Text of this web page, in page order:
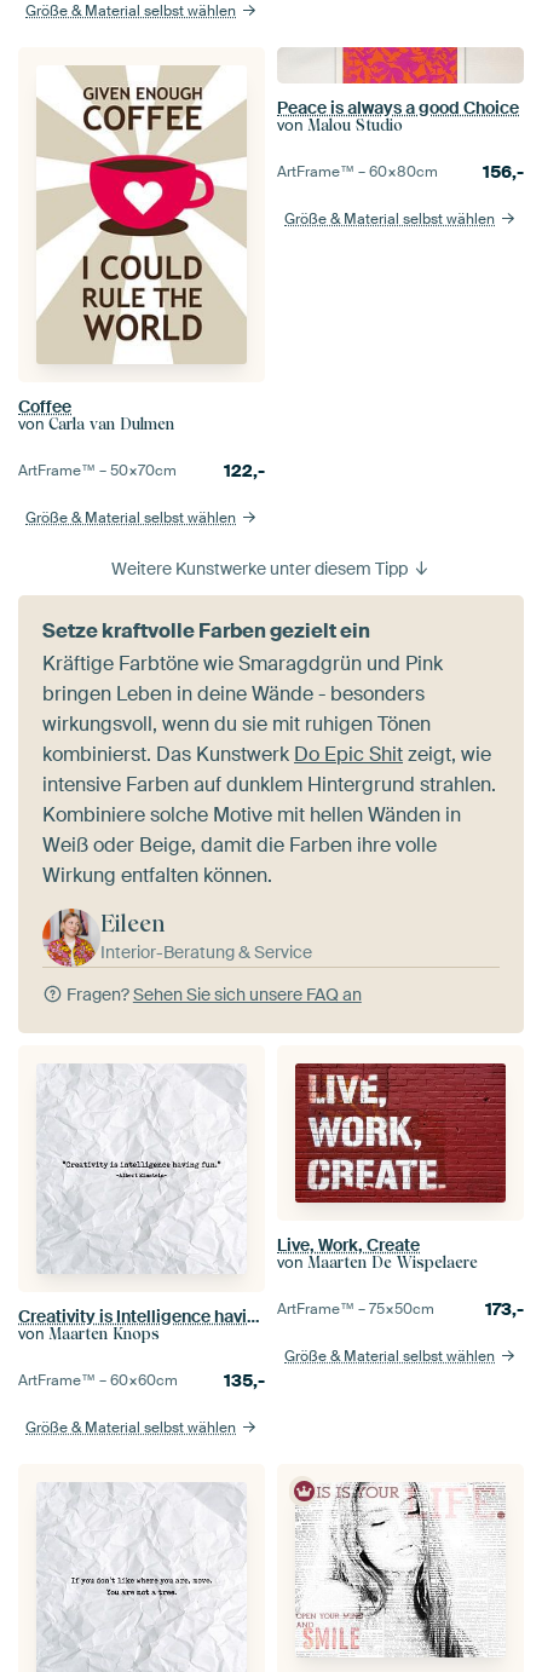
Größe & Material selbst wählen
Coffee
von Carla van Dulmen
ArtFrame™ –50×70cm 122,-
Größe & Material selbst wählen
Peace is always a good Choice
von Malou Studio
ArtFrame™ –60×80cm 156,-
Größe & Material selbst wählen
Weitere Kunstwerke unter diesem Tipp
Setze kraftvolle Farben gezielt ein
Kräftige Farbtöne wie Smaragdgrün und Pink
bringen Leben in deine Wände - besonders
wirkungsvoll, wenn du sie mit ruhigen Tönen
kombinierst. Das Kunstwerk Do Epic Shitzeigt, wie
intensive Farben auf dunklem Hintergrund strahlen.
Kombiniere solche Motive mit hellen Wänden in
Weiß oder Beige, damit die Farben ihre volle
Wirkung entfalten können.
Eileen
Interior-Beratung & Service
Fragen?Sehen Sie sich unsere FAQ an
Creativity is Intelligence having fun
von Maarten Knops
ArtFrame™ –60×60cm 135,-
Größe & Material selbst wählen
Live, Work, Create
von Maarten De Wispelaere
ArtFrame™ –75×50cm 173,-
Größe & Material selbst wählen